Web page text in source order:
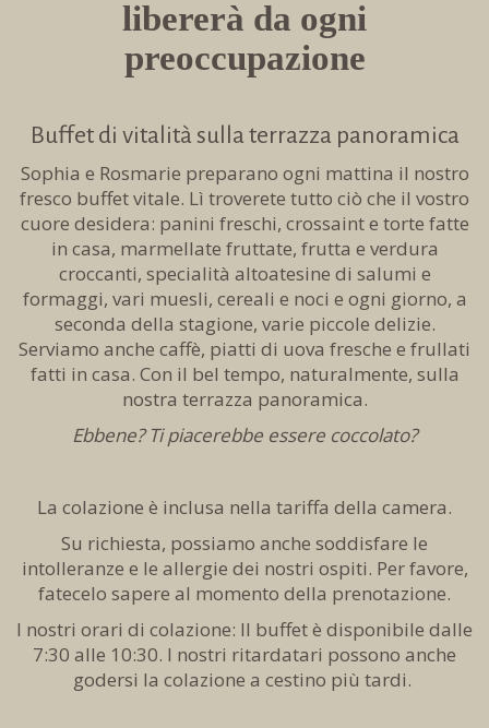
libererà da ogni
preoccupazione
Buffet di vitalità sulla terrazza panoramica
Sophia e Rosmarie preparano ogni mattina il nostro
fresco buffet vitale. Lì troverete tutto ciò che il vostro
cuore desidera: panini freschi, crossaint e torte fatte
in casa, marmellate fruttate, frutta e verdura
croccanti, specialità altoatesine di salumi e
formaggi, vari muesli, cereali e noci e ogni giorno, a
seconda della stagione, varie piccole delizie.
Serviamo anche caffè, piatti di uova fresche e frullati
fatti in casa. Con il bel tempo, naturalmente, sulla
nostra terrazza panoramica.
Ebbene? Ti piacerebbe essere coccolato?
La colazione è inclusa nella tariffa della camera.
Su richiesta, possiamo anche soddisfare le
intolleranze e le allergie dei nostri ospiti. Per favore,
fatecelo sapere al momento della prenotazione.
I nostri orari di colazione: Il buffet è disponibile dalle
7:30 alle 10:30. I nostri ritardatari possono anche
godersi la colazione a cestino più tardi.